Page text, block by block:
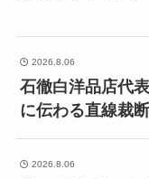
2026.8.06
石徹白洋品店代
に伝わる直線裁
2026.8.06